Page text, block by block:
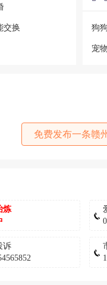
交换 狗狗
宠
免费发布一条赣
炼
诉